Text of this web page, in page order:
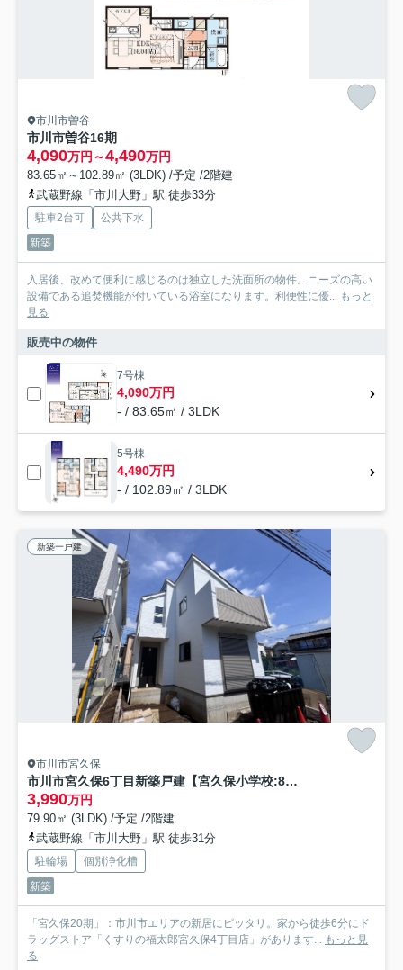
市川市曽谷
市川市曽谷16期
4,090万円～4,490万円
83.65㎡～102.89㎡ (3LDK) /予定 /2階建
武蔵野線「市川大野」駅 徒歩33分
駐車2台可
公共下水
新築
入居後、改めて便利に感じるのは独立した洗面所の物件。ニーズの高い
設備である追焚機能が付いている浴室になります。利便性に優... もっと
見る
販売中の物件
7号棟
4,090万円
- / 83.65㎡ / 3LDK
5号棟
4,490万円
- / 102.89㎡ / 3LDK
新築一戸建
市川市宮久保
市川市宮久保6丁目新築戸建【宮久保小学校:8分】
3,990万円
79.90㎡ (3LDK) /予定 /2階建
武蔵野線「市川大野」駅 徒歩31分
駐輪場
個別浄化槽
新築
「宮久保20期」：市川市エリアの新居にピッタリ。家から徒歩6分にド
ラッグストア「くすりの福太郎宮久保4丁目店」があります... もっと見
る